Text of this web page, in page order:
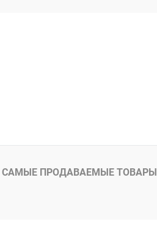
САМЫЕ ПРОДАВАЕМЫЕ ТОВАРЫ